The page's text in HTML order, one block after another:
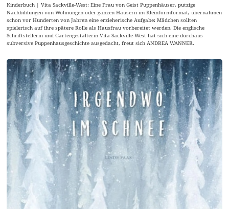
Kinderbuch | Vita Sackville-West: Eine Frau von Geist Puppenhäuser, putzige
Nachbildungen von Wohnungen oder ganzen Häusern im Kleinformformat, übernahmen
schon vor Hunderten von Jahren eine erzieherische Aufgabe: Mädchen sollten
spielerisch auf ihre spätere Rolle als Hausfrau vorbereitet werden. Die englische
Schriftstellerin und Gartengestalterin Vita Sackville-West hat sich eine durchaus
subversive Puppenhausgeschichte ausgedacht, freut sich ANDREA WANNER.